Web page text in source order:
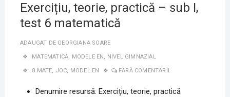
Exercițiu, teorie, practică – sub I,
test 6 matematică
ADAUGAT DE GEORGIANA SOARE
MATEMATICĂ, MODELE EN , NIVEL GIMNAZIAL
8 MATE, JOC, MODEL EN FĂRĂ COMENTARII
Denumire resursă: Exercițiu, teorie, practică